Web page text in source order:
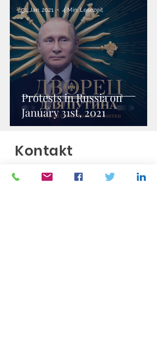
Protests in Russia on
January 31st, 2021
31. Jan. 2021 4 Min. Lesezeit
Kontakt
Ihre Daten werden ausschließlich
zur Abwicklung Ihres Anliegens